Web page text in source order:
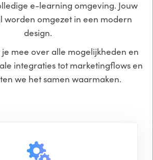
e-learning omgeving. Jouw
worden omgezet in een modern
design.
je mee over alle mogelijkheden en
integraties tot marketingflows en
we het samen waarmaken.